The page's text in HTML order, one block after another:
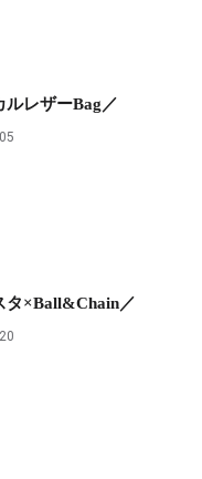
ルレザーBag／
タ×Ball&Chain／